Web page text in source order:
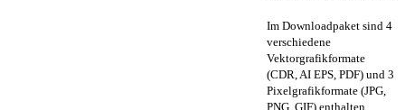
Im Downloadpaket sind 4
verschiedene
Vektorgrafikformate
(CDR, AI EPS, PDF) und 3
Pixelgrafikformate (JPG,
PNG, GIF) enthalten.